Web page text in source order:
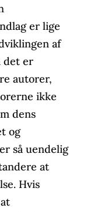
er lige
af
det er
autorer,
ikke
dens
og
så uendelig
at
Hvis